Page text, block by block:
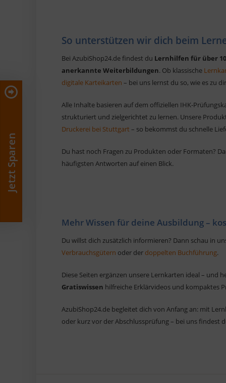
So unterstützen wir dich beim
Bei AzubiShop24.de findest du Lernhilfen für über
anerkannte Weiterbildungen. Ob klassische
digitale Karteikarten – bei uns lernst du so, wie es zu
Alle Inhalte basieren auf dem offiziellen IHK-
strukturiert und zielgerichtet zu lernen. Unsere
Druckerei bei Stuttgart – so bekommst du schnelle
Du hast noch Fragen zu Produkten oder Formaten?
häufigsten Antworten auf einen Blick.
Mehr Wissen für deine Ausbildung –
Du willst dich zusätzlich informieren? Dann schau in
Verbrauchsgütern oder der doppelten Buchführung.
Diese Seiten ergänzen unsere Lernkarten ideal – und
Gratiswissen hilfreiche Erklärvideos und kompaktes
AzubiShop24.de begleitet dich von Anfang an: mit
oder kurz vor der Abschlussprüfung – bei uns findest
Jetzt Sparen